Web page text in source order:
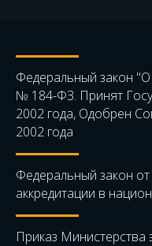
Федеральный закон
№ 184-ФЗ. Принят
2002 года, Одобрен
2002 года
Федеральный закон
аккредитации в
Приказ Министерства